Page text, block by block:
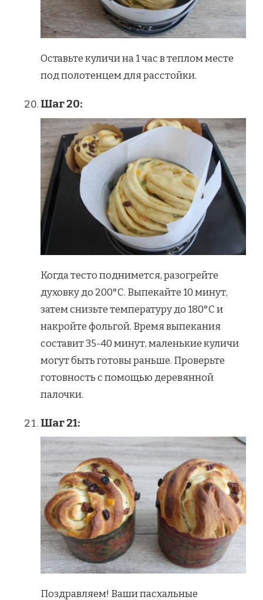
Оставьте куличи на 1 час в теплом месте
под полотенцем для расстойки.
Шаг 20:
Когда тесто поднимется, разогрейте
духовку до 200°C. Выпекайте 10 минут,
затем снизьте температуру до 180°C и
накройте фольгой. Время выпекания
составит 35-40 минут, маленькие куличи
могут быть готовы раньше. Проверьте
готовность с помощью деревянной
палочки.
Шаг 21:
Поздравляем! Ваши пасхальные